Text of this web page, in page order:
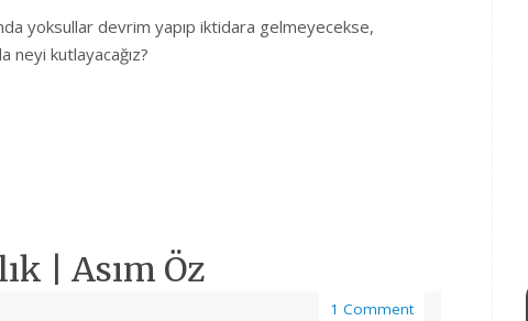
yoksullar devrim yapıp iktidara gelmeyecekse,
neyi kutlayacağız?
| Asım Öz
1 Comment